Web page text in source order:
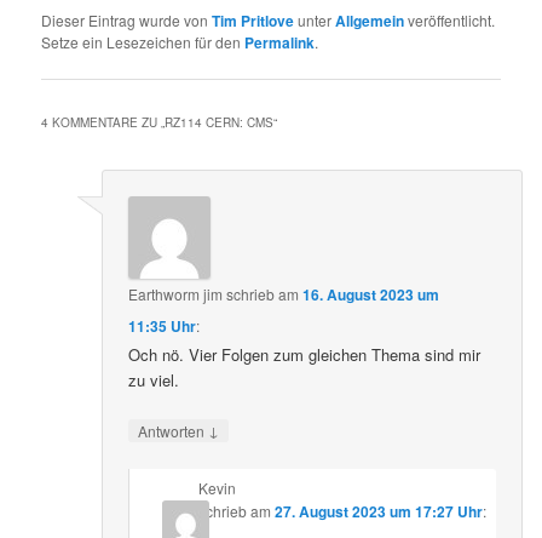
Dieser Eintrag wurde vonTim PritloveunterAllgemeinveröffentlicht.
Setze ein Lesezeichen für den Permalink.
4 KOMMENTARE ZU „ RZ114 CERN: CMS“
Earthworm jim schriebam16. August 2023 um
11:35 Uhr:
Och nö. Vier Folgen zum gleichen Thema sind mir
zu viel.
Antworten ↓
Kevin
schriebam 27. August 2023 um 17:27 Uhr: